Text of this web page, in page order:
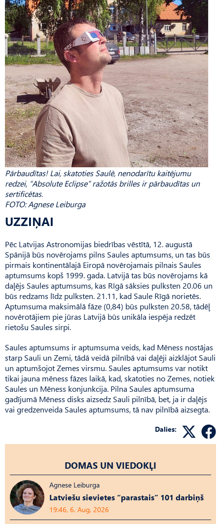
Pārbaudītas! Lai, skatoties Saulē, nenodarītu kaitējumu
redzei, “Absolute Eclipse” ražotās brilles ir pārbaudītas un
sertificētas.
FOTO: Agnese Leiburga
UZZIŅAI
Pēc Latvijas Astronomijas biedrības vēstītā, 12. augustā
Spānijā būs novērojams pilns Saules aptumsums, un tas būs
pirmais kontinentālajā Eiropā novērojamais pilnais Saules
aptumsums kopš 1999. gada. Latvijā tas būs novērojams kā
daļējs Saules aptumsums, kas Rīgā sāksies pulksten 20.06 un
būs redzams līdz pulksten. 21.11, kad Saule Rīgā norietēs.
Aptumsuma maksimālā fāze (0,84) būs pulksten 20.58, tādēļ
novērotājiem pie jūras Latvijā būs unikāla iespēja redzēt
rietošu Saules sirpi.
Saules aptumsums ir aptumsuma veids, kad Mēness nostājas
starp Sauli un Zemi, tādā veidā pilnībā vai daļēji aizklājot Sauli
un aptumšojot Zemes virsmu. Saules aptumsums var notikt
tikai jauna mēness fāzes laikā, kad, skatoties no Zemes, notiek
Saules un Mēness konjunkcija. Pilna Saules aptumsuma
gadījumā Mēness disks aizsedz Sauli pilnībā, bet, ja ir daļējs
vai gredzenveida Saules aptumsums, tā nav pilnībā aizsegta.
Dalies:
DOMAS UN VIEDOKĻI
Agnese Leiburga
Latviešu sievietes “parastais” 101 darbiņš
19:46, 6. Aug, 2026